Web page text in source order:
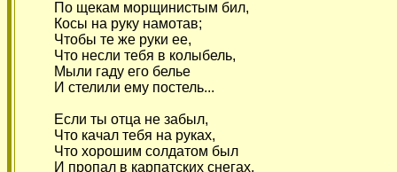
По щекам морщинистым бил,
Косы на руку намотав;
Чтобы те же руки ее,
Что несли тебя в колыбель,
Мыли гаду его белье
И стелили ему постель...
Если ты отца не забыл,
Что качал тебя на руках,
Что хорошим солдатом был
И пропал в карпатских снегах,